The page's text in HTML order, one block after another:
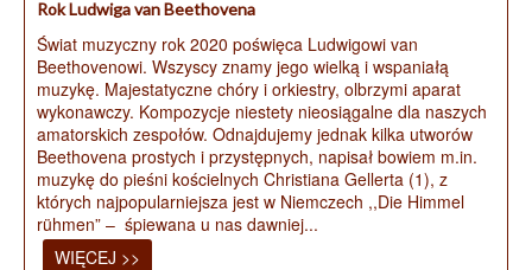
Rok Ludwiga van Beethovena
Świat muzyczny rok 2020 poświęca Ludwigowi van
Beethovenowi. Wszyscy znamy jego wielką i wspaniałą
muzykę. Majestatyczne chóry i orkiestry, olbrzymi aparat
wykonawczy. Kompozycje niestety nieosiągalne dla naszych
amatorskich zespołów. Odnajdujemy jednak kilka utworów
Beethovena prostych i przystępnych, napisał bowiem m.in.
muzykę do pieśni kościelnych Christiana Gellerta (1), z
których najpopularniejsza jest w Niemczech ,,Die Himmel
rühmen” – śpiewana u nas dawniej...
WIĘCEJ >>